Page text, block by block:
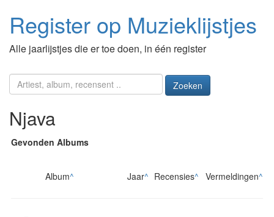
Register op Muzieklijstjes
Alle jaarlijstjes die er toe doen, in één register
Zoeken
Njava
Gevonden Albums
Album^ Jaar^ Recensies^ Vermeldingen^